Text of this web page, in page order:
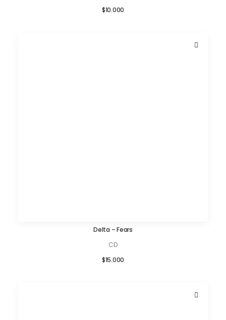
$10.000
AÑADIR AL CARRITO
Delta – Fears
CD
$15.000